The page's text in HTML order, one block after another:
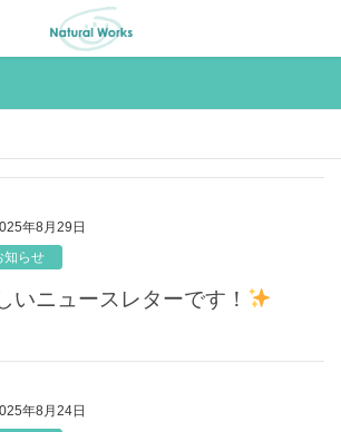
年8月29日
知らせ
しいニュースレターです！
年8月24日